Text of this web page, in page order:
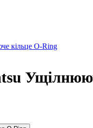
кільце O-Ring